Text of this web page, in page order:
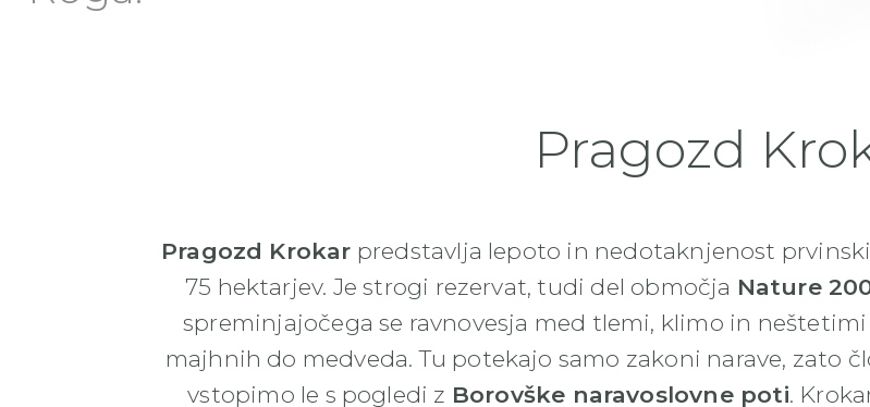
Pragozd
Pragozd Krokar predstavlja lepoto in nedotaknjenost
75 hektarjev. Je strogi rezervat, tudi del območja Nature
spreminjajočega se ravnovesja med tlemi, klimo in
majhnih do medveda. Tu potekajo samo zakoni narave, zato
vstopimo le s pogledi z Borovške naravoslovne poti.